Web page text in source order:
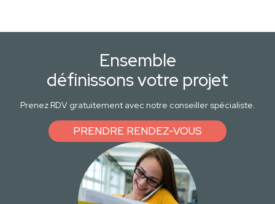
Ensemble
définissons votre projet
Prenez RDV gratuitement avec notre conseiller spécialiste.
PRENDRE RENDEZ-VOUS